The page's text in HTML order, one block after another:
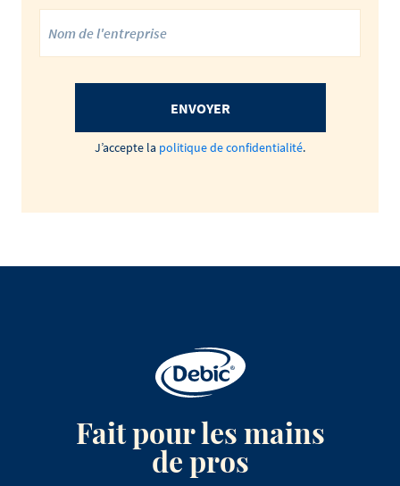
ENVOYER
J’accepte la politique de confidentialité.
Fait pour les mains
de pros